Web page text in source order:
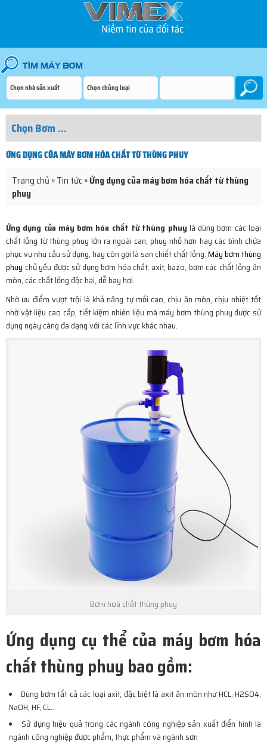
ỨNG DỤNG CỦA MÁY BƠM HÓA CHẤT TỪ THÙNG PHUY
Trang chủ »Tin tức»Ứng dụng của máy bơm hóa chất từ thùng
phuy
Ứng dụng của máy bơm hóa chất từ thùng phuy là dùng bơm các loại
chất lỏng từ thùng phuy lớn ra ngoài can, phuy nhỏ hơn hay các bình chứa
phục vụ nhu cầu sử dụng, hay còn gọi là san chiết chất lỏng.Máy bơm thùng
phuy chủ yếu được sử dụng bơm hóa chất, axit, bazo, bơm các chất lỏng ăn
mòn, các chất lỏng độc hại, dễ bay hơi.
Nhờ ưu điểm vượt trội là khả năng tự mồi cao, chịu ăn mòn, chịu nhiệt tốt
nhờ vật liệu cao cấp, tiết kiệm nhiên liệu mà máy bơm thùng phuy được sử
dụng ngày càng đa dạng với các lĩnh vực khác nhau.
Bơm hoá chất thùng phuy
Ứng dụng cụ thể của máy bơm hóa
chất thùng phuy bao gồm:
Dùng bơm tất cả các loại axit, đặc biệt là axit ăn mòn như HCL, H2SO4,
NaOH, HF, CL…
Sử dụng hiệu quả trong các ngành công nghiệp sản xuất điển hình là
ngành công nghiệp được phẩm, thực phẩm và ngành sơn